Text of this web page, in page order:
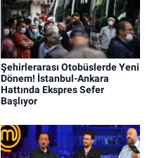
Şehirlerarası Otobüslerde Yeni
Dönem! İstanbul-Ankara
Hattında Ekspres Sefer
Başlıyor